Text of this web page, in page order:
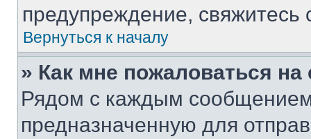
предупреждение,
Вернуться к началу
» Как мне пожаловаться
Рядом с каждым сообщением
предназначенную для